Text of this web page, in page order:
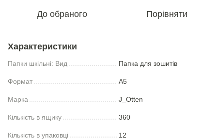
До обраного Порівняти
Характеристики
Папки шкільні: Вид Папка для зошитiв
Формат А5
Марка J_Otten
Кількість в ящику 360
Кількість в упаковці 12